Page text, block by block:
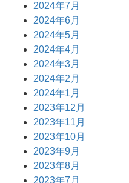
2024年7月
2024年6月
2024年5月
2024年4月
2024年3月
2024年2月
2024年1月
2023年12月
2023年11月
2023年10月
2023年9月
2023年8月
2023年7月